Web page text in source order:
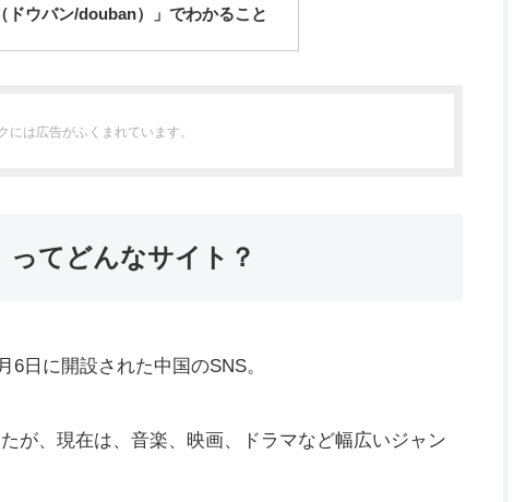
ドウバン/douban）」でわかること
には広告がふくまれています。
ってどんなサイト？
6日に開設された中国のSNS。
が、現在は、音楽、映画、ドラマなど幅広いジャン